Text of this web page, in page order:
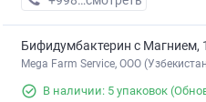
Бифидумбактерин с Магнием,
Mega Farm Service, ООО
В наличии: 5 упаковок